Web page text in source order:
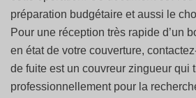
préparation budgétaire et aussi le
Pour une réception très rapide d’un
en état de votre couverture,
de fuite est un couvreur zingueur qui
professionnellement pour la